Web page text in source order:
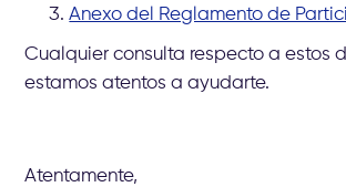
Anexo del Reglamento de
Cualquier consulta respecto a estos
estamos atentos a ayudarte.
Atentamente,